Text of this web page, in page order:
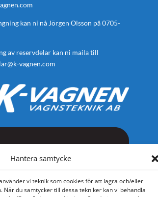
Hantera samtycke
vi teknik som cookies för att lagra och/eller
du samtycker till dessa tekniker kan vi behandla
kan ni nå Jörgen Olsson på0705-
av reservdelar kan ni maila till
vagnen.com